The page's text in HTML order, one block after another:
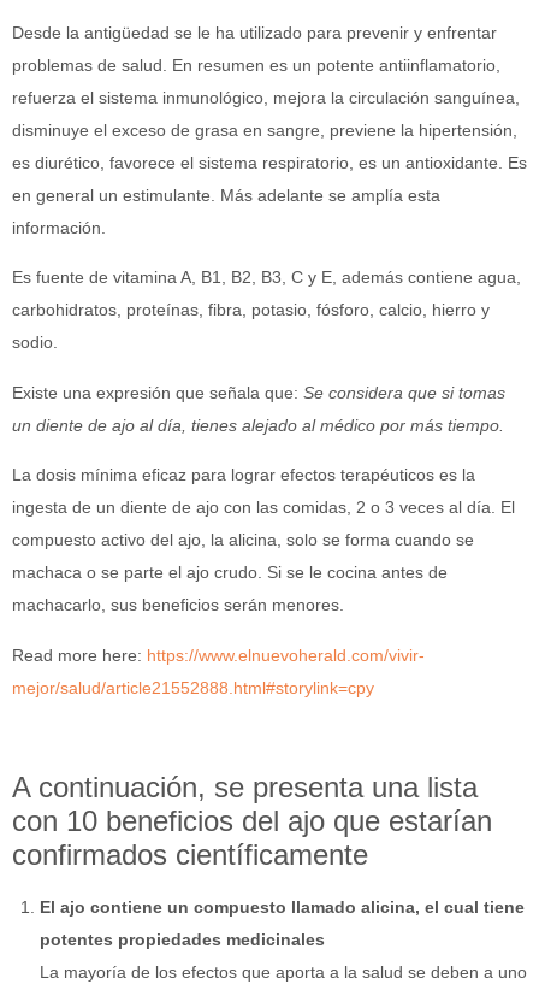
Desde la antigüedad se le ha utilizado para prevenir y enfrentar
problemas de salud. En resumen es un potente antiinflamatorio,
refuerza el sistema inmunológico, mejora la circulación sanguínea,
disminuye el exceso de grasa en sangre, previene la hipertensión,
es diurético, favorece el sistema respiratorio, es un antioxidante. Es
en general un estimulante. Más adelante se amplía esta
información.
Es fuente de vitamina A, B1, B2, B3, C y E, además contiene agua,
carbohidratos, proteínas, fibra, potasio, fósforo, calcio, hierro y
sodio.
Existe una expresión que señala que: Se considera que si tomas
un diente de ajo al día, tienes alejado al médico por más tiempo.
La dosis mínima eficaz para lograr efectos terapéuticos es la
ingesta de un diente de ajo con las comidas, 2 o 3 veces al día. El
compuesto activo del ajo, la alicina, solo se forma cuando se
machaca o se parte el ajo crudo. Si se le cocina antes de
machacarlo, sus beneficios serán menores.
Read more here: https://www.elnuevoherald.com/vivir-
mejor/salud/article21552888.html#storylink=cpy
A continuación, se presenta una lista
con 10 beneficios del ajo que estarían
confirmados científicamente
El ajo contiene un compuesto llamado alicina, el cual tiene
potentes propiedades medicinales
La mayoría de los efectos que aporta a la salud se deben a uno